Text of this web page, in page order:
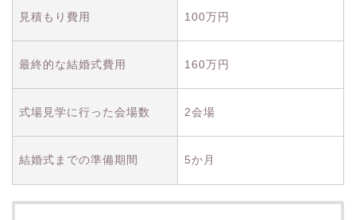
見積もり費用 100万円
最終的な結婚式費用 160万円
式場見学に行った会場数 2会場
結婚式までの準備期間 5か月